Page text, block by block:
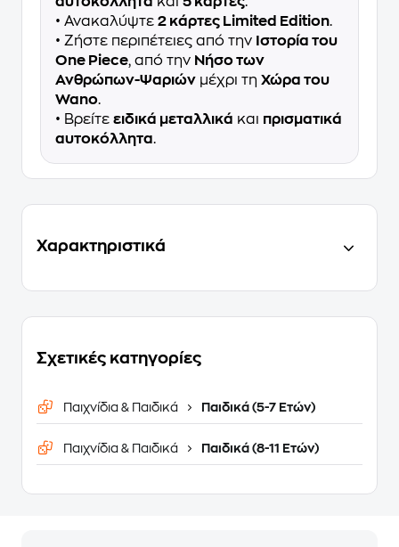
• Ανακαλύψτε 2 κάρτες Limited Edition.
• Ζήστε περιπέτειες από την Ιστορία του
One Piece, από την Νήσο των
Ανθρώπων-Ψαριών μέχρι τη Χώρα του
Wano.
• Βρείτε ειδικά μεταλλικά και πρισματικά
αυτοκόλλητα.
Χαρακτηριστικά
Σχετικές κατηγορίες
Παιχνίδια & Παιδικά Παιδικά (5-7 Ετών)
Παιχνίδια & Παιδικά Παιδικά (8-11 Ετών)